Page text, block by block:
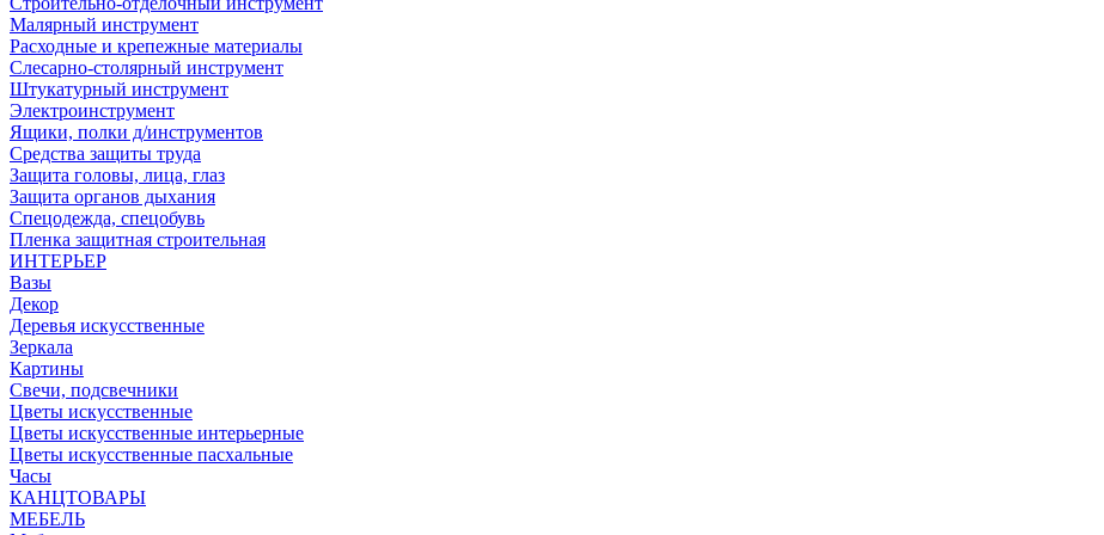
Малярный инструмент
Расходные и крепежные материалы
Слесарно-столярный инструмент
Штукатурный инструмент
Электроинструмент
Ящики, полки д/инструментов
Средства защиты труда
Защита головы, лица, глаз
Защита органов дыхания
Спецодежда, спецобувь
Пленка защитная строительная
ИНТЕРЬЕР
Вазы
Декор
Деревья искусственные
Зеркала
Картины
Свечи, подсвечники
Цветы искусственные
Цветы искусственные интерьерные
Цветы искусственные пасхальные
Часы
КАНЦТОВАРЫ
МЕБЕЛЬ